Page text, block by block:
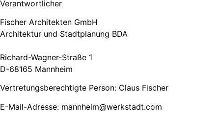
Verantwortlicher
Fischer Architekten GmbH
Architektur und Stadtplanung BDA
Richard-Wagner-Straße 1
D-68165 Mannheim
Vertretungsberechtigte Person: Claus Fischer
E-Mail-Adresse: mannheim@werkstadt.com